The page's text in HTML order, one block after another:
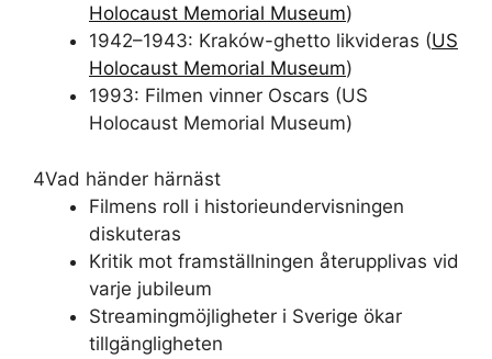
Holocaust Memorial Museum)
1942–1943: Kraków-ghetto likvideras (US
Holocaust Memorial Museum)
1993: Filmen vinner Oscars (US
Holocaust Memorial Museum)
4Vad händer härnäst
Filmens roll i historieundervisningen
diskuteras
Kritik mot framställningen återupplivas vid
varje jubileum
Streamingmöjligheter i Sverige ökar
tillgängligheten